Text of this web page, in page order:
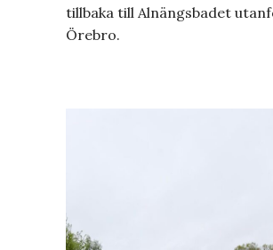
tillbaka till Alnängsbadet
Örebro.